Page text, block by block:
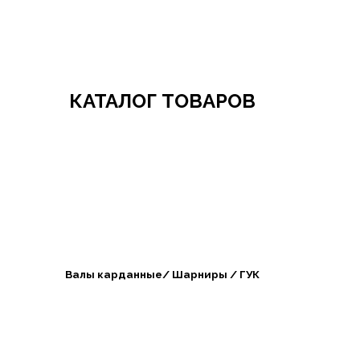
КАТАЛОГ ТОВАРОВ
Валы карданные/ Шарниры / ГУК